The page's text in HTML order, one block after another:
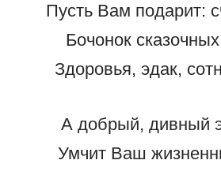
Пусть Вам подарит:
Бочонок
Здоровья, эдак,
А добрый, дивный
Умчит Ваш